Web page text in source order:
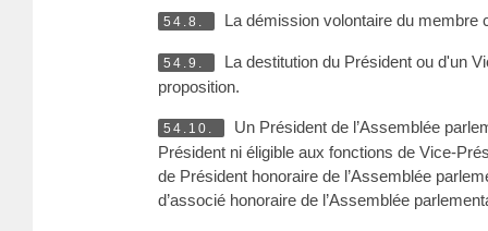
54.8. La démission volontaire du membre
54.9.
La destitution du Président ou d'un
proposition.
54.10.
Un Président de l’Assemblée
Président ni éligible aux fonctions de Vice-
de Président honoraire de l’Assemblée
d’associé honoraire de l’Assemblée